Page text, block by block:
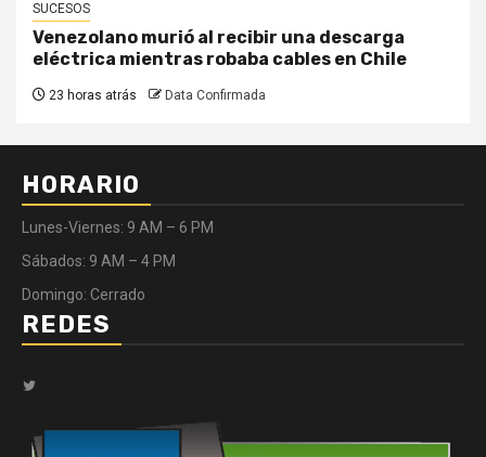
SUCESOS
Venezolano murió al recibir una descarga
eléctrica mientras robaba cables en Chile
23 horas atrás Data Confirmada
HORARIO
Lunes-Viernes: 9 AM – 6 PM
Sábados: 9 AM – 4 PM
Domingo: Cerrado
REDES
Twitter